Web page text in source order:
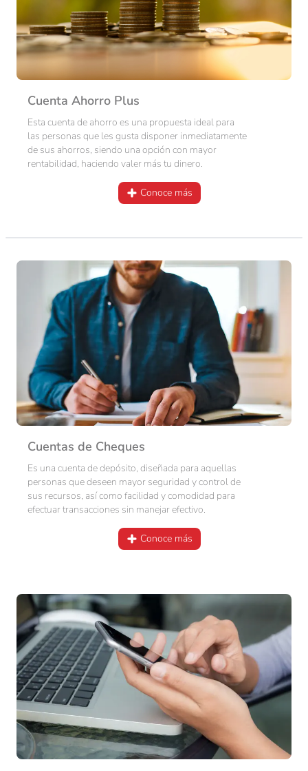
Cuenta Ahorro Plus
Esta cuenta de ahorro es una propuesta ideal para
las personas que les gusta disponer inmediatamente
de sus ahorros, siendo una opción con mayor
rentabilidad, haciendo valer más tu dinero.
Conoce más
Cuentas de Cheques
Es una cuenta de depósito, diseñada para aquellas
personas que deseen mayor seguridad y control de
sus recursos, así como facilidad y comodidad para
efectuar transacciones sin manejar efectivo.
Conoce más